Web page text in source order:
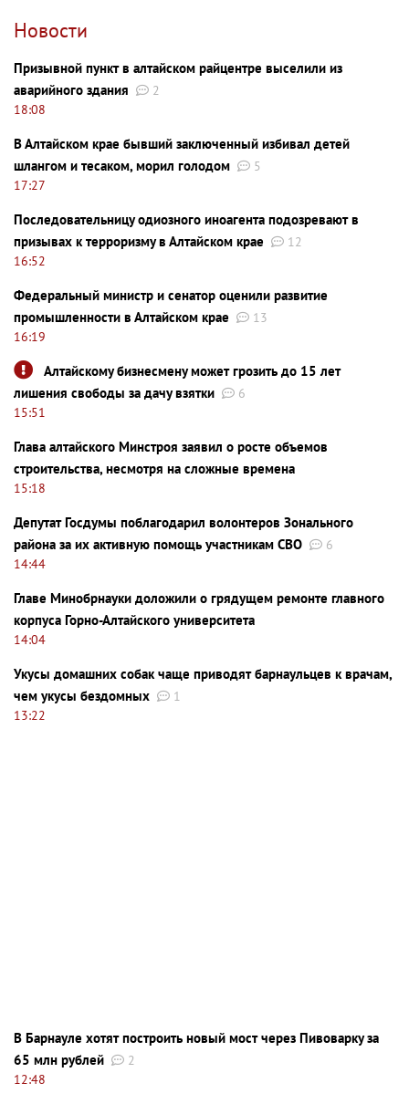
Новости
Призывной пункт в алтайском райцентре выселили из
аварийного здания
2
18:08
В Алтайском крае бывший заключенный избивал детей
шлангом и тесаком, морил голодом
5
17:27
Последовательницу одиозного иноагента подозревают в
призывах к терроризму в Алтайском крае
12
16:52
Федеральный министр и сенатор оценили развитие
промышленности в Алтайском крае
13
16:19
Алтайскому бизнесмену может грозить до 15 лет
лишения свободы за дачу взятки
6
15:51
Глава алтайского Минстроя заявил о росте объемов
строительства, несмотря на сложные времена
15:18
Депутат Госдумы поблагодарил волонтеров Зонального
района за их активную помощь участникам СВО
6
14:44
Главе Минобрнауки доложили о грядущем ремонте главного
корпуса Горно-Алтайского университета
14:04
Укусы домашних собак чаще приводят барнаульцев к врачам,
чем укусы бездомных
1
13:22
В Барнауле хотят построить новый мост через Пивоварку за
65 млн рублей
2
12:48